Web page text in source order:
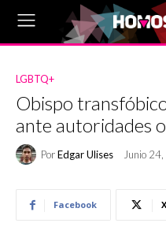
LGBTQ+
Obispo
ante autoridades
PorEdgar Ulises Junio
Facebook X